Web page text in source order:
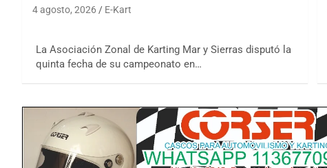
4 agosto, 2026 E-Kart
La Asociación Zonal de Karting Mar y Sierras disputó la
quinta fecha de su campeonato en…